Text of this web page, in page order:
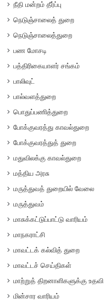
நீதி மன்றம் தீர்ப்பு
நெடுஞ்சாலைத் துறை
நெடுஞ்சாலைத்துறை
பண மோசடி
பத்திரிகையாளர் சங்கம்
பாலிவுட்
பால்வளத்துறை
பொதுப்பணித்துறை
போக்குவரத்து காவல்துறை
போக்குவரத்துத் துறை
மதுவிலக்கு காவல்துறை
மத்திய அரசு
மருத்துவத் துறையில் வேலை
மருத்துவம்
மாசுக்கட்டுப்பாட்டு வாரியம்
மாநகராட்சி
மாவட்டக் கல்வித் துறை
மாவட்டச் செய்திகள்
மாற்றுத் திறனாளிகளுக்கு உதவி
மின்சார வாரியம்